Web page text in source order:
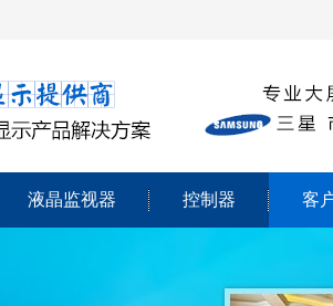
液晶监视器 控制器 客